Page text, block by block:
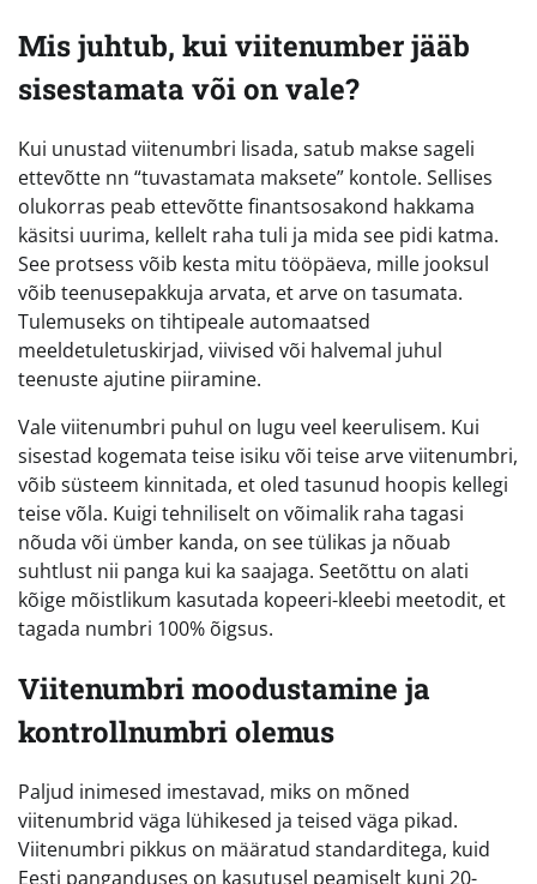
Mis juhtub, kui viitenumber jääb
sisestamata või on vale?
Kui unustad viitenumbri lisada, satub makse sageli
ettevõtte nn “tuvastamata maksete” kontole. Sellises
olukorras peab ettevõtte finantsosakond hakkama
käsitsi uurima, kellelt raha tuli ja mida see pidi katma.
See protsess võib kesta mitu tööpäeva, mille jooksul
võib teenusepakkuja arvata, et arve on tasumata.
Tulemuseks on tihtipeale automaatsed
meeldetuletuskirjad, viivised või halvemal juhul
teenuste ajutine piiramine.
Vale viitenumbri puhul on lugu veel keerulisem. Kui
sisestad kogemata teise isiku või teise arve viitenumbri,
võib süsteem kinnitada, et oled tasunud hoopis kellegi
teise võla. Kuigi tehniliselt on võimalik raha tagasi
nõuda või ümber kanda, on see tülikas ja nõuab
suhtlust nii panga kui ka saajaga. Seetõttu on alati
kõige mõistlikum kasutada kopeeri-kleebi meetodit, et
tagada numbri 100% õigsus.
Viitenumbri moodustamine ja
kontrollnumbri olemus
Paljud inimesed imestavad, miks on mõned
viitenumbrid väga lühikesed ja teised väga pikad.
Viitenumbri pikkus on määratud standarditega, kuid
Eesti panganduses on kasutusel peamiselt kuni 20-